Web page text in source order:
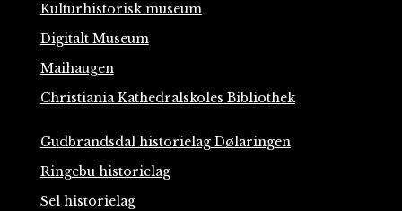
Kulturhistorisk museum
Digitalt Museum
Maihaugen
Christiania Kathedralskoles Bibliothek
Gudbrandsdal historielag Dølaringen
Ringebu historielag
Sel historielag